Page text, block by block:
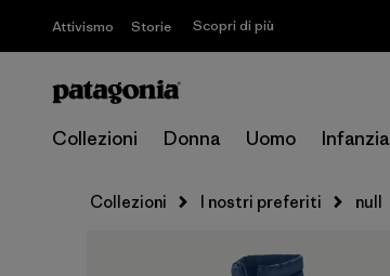
Attivismo Storie Scopri di più
Collezioni Donna Uomo Infanzia
Collezioni I nostri preferiti null